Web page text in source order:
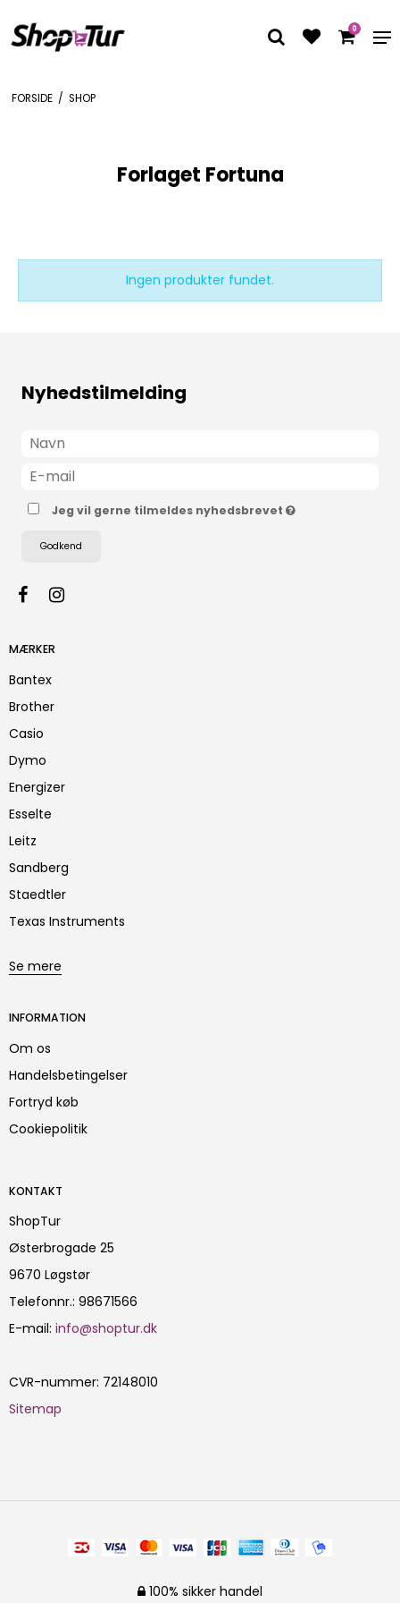
0
FORSIDE / SHOP
Forlaget Fortuna
Ingen produkter fundet.
Nyhedstilmelding
Jeg vil gerne tilmeldes nyhedsbrevet
Godkend
MÆRKER
Bantex
Brother
Casio
Dymo
Energizer
Esselte
Leitz
Sandberg
Staedtler
Texas Instruments
Se mere
INFORMATION
Om os
Handelsbetingelser
Fortryd køb
Cookiepolitik
KONTAKT
ShopTur
Østerbrogade 25
9670 Løgstør
Telefonnr.: 98671566
E-mail: info@shoptur.dk
CVR-nummer: 72148010
Sitemap
100% sikker handel